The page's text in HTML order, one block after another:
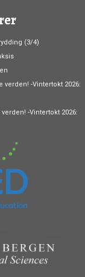
(3/4)
-Vintertokt 2026:
-Vintertokt 2026: